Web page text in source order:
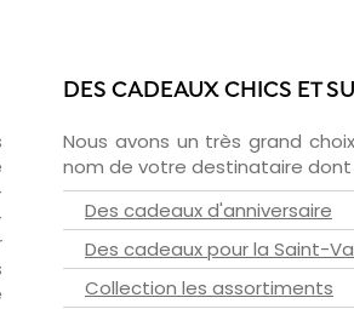
DES CADEAUX CHICS ET
Nous avons un très grand
nom de votre destinataire dont
Des cadeaux d'anniversaire
Des cadeaux pour la Saint-
Collection les assortiments